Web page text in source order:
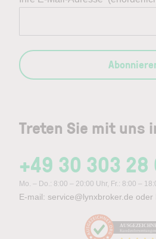
Treten Sie mit uns
+49 30 303 28
Mo. – Do.: 8:00 – 20:00 Uhr, Fr.: 8:00 –
E-mail: service@lynxbroker.de oder
Kundenbewertungen